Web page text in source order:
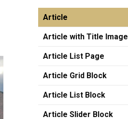
Article
Article with Title Image
Article List Page
Article Grid Block
Article List Block
Article Slider Block